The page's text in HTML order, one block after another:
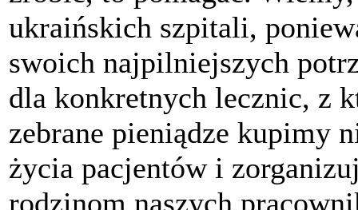
ukraińskich szpitali,
swoich najpilniejszych
dla konkretnych lecznic, z
zebrane pieniądze kupimy
życia pacjentów i
rodzinom naszych